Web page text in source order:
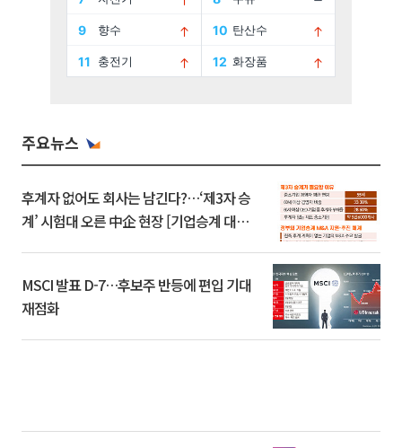
주요뉴스
후계자 없어도 회사는 남긴다?…‘제3자 승
계’ 시험대 오른 中企 현장 [기업승계 대전
MSCI 발표 D-7…후보주 반등에 편입 기대
재점화